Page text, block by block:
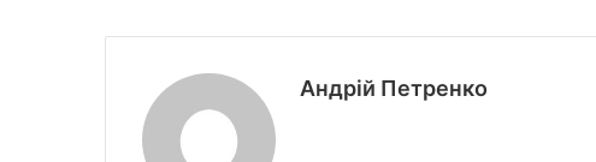
Андрій Петренко